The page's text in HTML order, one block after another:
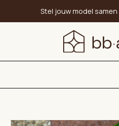
Stel jouw model